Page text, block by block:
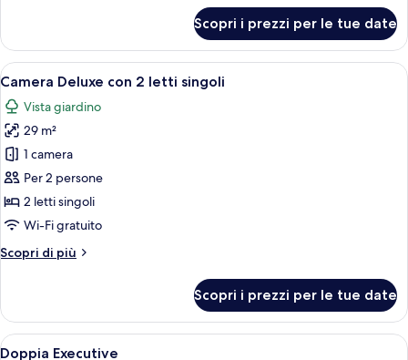
Standard
con
2
letti
singoli
Scopri i prezzi per le tue date
Apri
tutte
le
foto
per
Camera
Deluxe
con
letti
Camera Deluxe con 2 letti singoli |
11
Camera Deluxe con 2 letti singoli
Vista giardino
29 m²
1 camera
Per 2 persone
2 letti singoli
Wi-Fi gratuito
Scopri di più
Altri
Deluxe
con
2
Scopri i prezzi per le tue date
Apri
Doppia Executive | Biancheria da
8
Doppia Executive